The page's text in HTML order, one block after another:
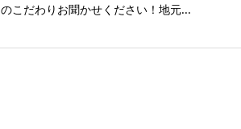
のこだわりお聞かせください！地元...